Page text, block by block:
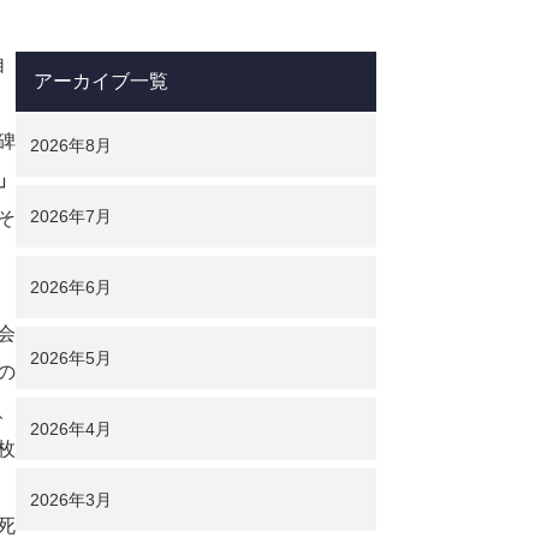
アーカイブ一覧
2026年8月
2026年7月
2026年6月
2026年5月
2026年4月
2026年3月